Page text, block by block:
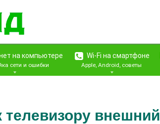
на компьютере
сети и ошибки
Wi-Fi на смартфоне
Apple, Android, советы
телевизору внешний